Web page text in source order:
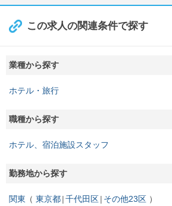
この求人の関連条件で探す
業種から探す
ホテル・旅行
職種から探す
ホテル、宿泊施設スタッフ
勤務地から探す
関東 東京都 千代田区 その他23区